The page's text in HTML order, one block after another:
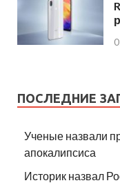
ПОСЛЕДНИЕ
Ученые назвали
апокалипсиса
Историк назвал